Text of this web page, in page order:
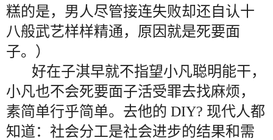
糕的是，男人尽管接连失败却还自认十
八般武艺样样精通，原因就是死要面
子。）
好在子淇早就不指望小凡聪明能干，
小凡也不会死要面子活受罪去找麻烦，
素简单行乎简单。去他的 DIY? 现代人都
知道：社会分工是社会进步的结果和需